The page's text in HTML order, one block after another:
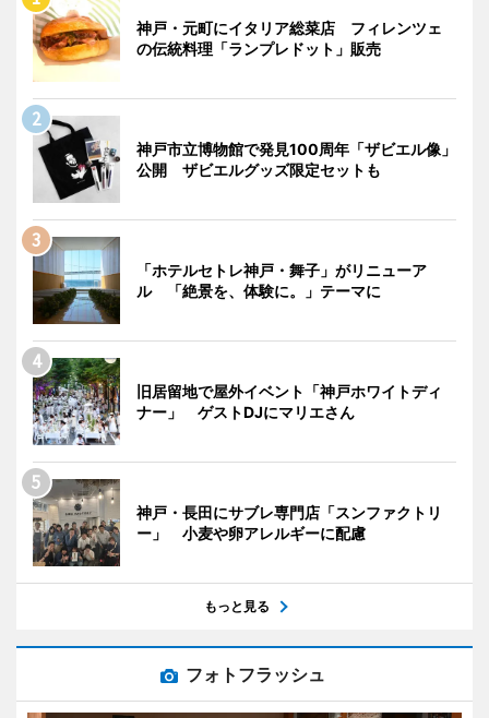
神戸・元町にイタリア総菜店 フィレンツェ
の伝統料理「ランプレドット」販売
神戸市立博物館で発見100周年「ザビエル像」
公開 ザビエルグッズ限定セットも
「ホテルセトレ神戸・舞子」がリニューア
ル 「絶景を、体験に。」テーマに
旧居留地で屋外イベント「神戸ホワイトディ
ナー」 ゲストDJにマリエさん
神戸・長田にサブレ専門店「スンファクトリ
ー」 小麦や卵アレルギーに配慮
もっと見る
フォトフラッシュ